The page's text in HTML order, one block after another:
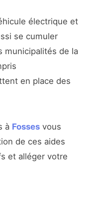
électrique et
se cumuler
municipalités de la
en place des
à Fosses vous
de ces aides
et alléger votre